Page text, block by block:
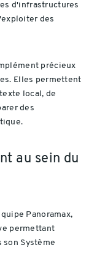
d'infrastructures
des
précieux
Elles permettent
local, de
des
au sein du
Panoramax,
permettant
son Système